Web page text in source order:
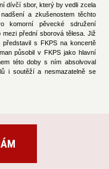
dívčí sbor, který by vedli zcela
a zkušenostem těchto
komorní pěvecké sdružení
mezi přední sborová tělesa. Již
s FKPS na koncertě
působil v FKPS jako hlavní
této doby s ním absolvoval
i soutěží a nesmazatelně se